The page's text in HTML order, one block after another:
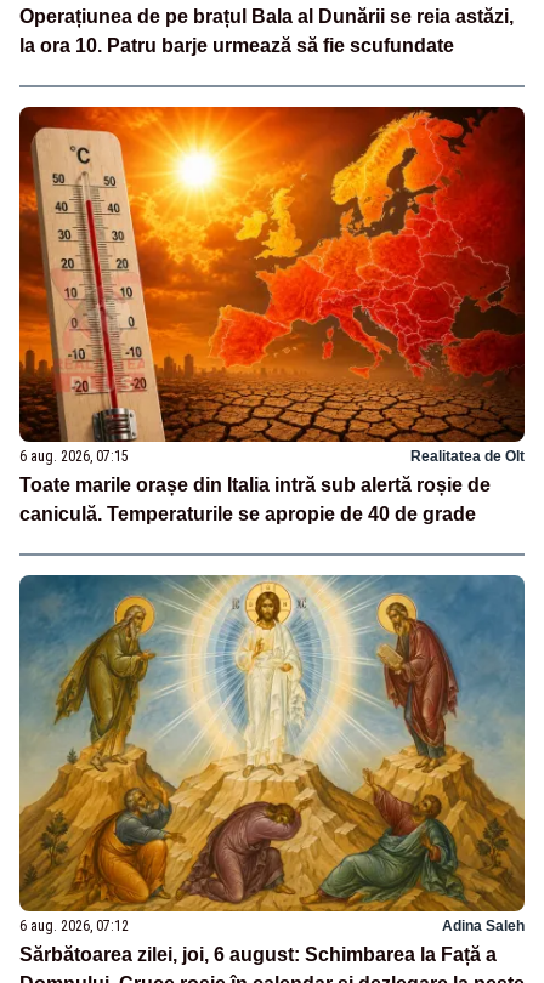
Operațiunea de pe brațul Bala al Dunării se reia astăzi,
la ora 10. Patru barje urmează să fie scufundate
6 aug. 2026, 07:15 Realitatea de Olt
Toate marile orașe din Italia intră sub alertă roșie de
caniculă. Temperaturile se apropie de 40 de grade
6 aug. 2026, 07:12 Adina Saleh
Sărbătoarea zilei, joi, 6 august: Schimbarea la Față a